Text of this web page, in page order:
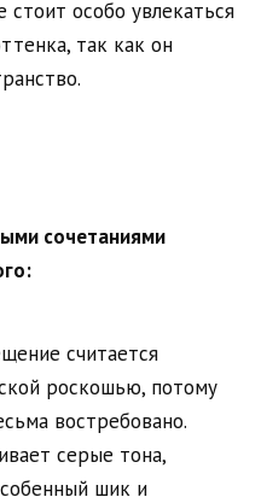
особо увлекаться
так как он
сочетаниями
считается
роскошью, потому
востребовано.
серые тона,
шик и